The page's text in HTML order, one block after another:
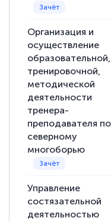
Организация и
осуществление
образовательной,
тренировочной,
методической
деятельности
тренера-
преподавателя по
северному
многоборью
Управление
состязательной
деятельностью